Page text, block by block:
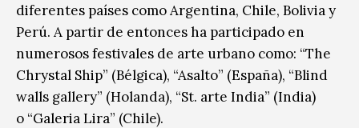
diferentes países como Argentina, Chile, Bolivia y
Perú. A partir de entonces ha participado en
numerosos festivales de arte urbano como: “The
Chrystal Ship” (Bélgica), “Asalto” (España), “Blind
walls gallery” (Holanda), “St. arte India” (India)
o “Galeria Lira” (Chile).